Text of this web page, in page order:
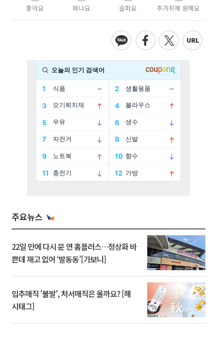
좋아요 화나요 슬퍼요 추가취재 원해요
주요뉴스
22일 만에 다시 문 연 홈플러스…정상화 바
쁜데 재고 없어 ‘발동동’[가보니]
입추매직 '불발', 처서매직은 올까요? [해
시태그]